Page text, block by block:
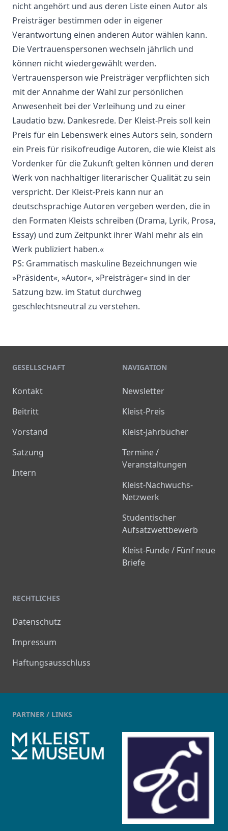
nicht angehört und aus deren Liste einen Autor als
Preisträger bestimmen oder in eigener
Verantwortung einen anderen Autor wählen kann.
Die Vertrauenspersonen wechseln jährlich und
können nicht wiedergewählt werden.
Vertrauensperson wie Preisträger verpflichten sich
mit der Annahme der Wahl zur persönlichen
Anwesenheit bei der Verleihung und zu einer
Laudatio bzw. Dankesrede. Der Kleist-Preis soll kein
Preis für ein Lebenswerk eines Autors sein, sondern
ein Preis für risikofreudige Autoren, die wie Kleist als
Vordenker für die Zukunft gelten können und deren
Werk von nachhaltiger literarischer Qualität zu sein
verspricht. Der Kleist-Preis kann nur an
deutschsprachige Autoren vergeben werden, die in
den Formaten Kleists schreiben (Drama, Lyrik, Prosa,
Essay) und zum Zeitpunkt ihrer Wahl mehr als ein
Werk publiziert haben.«
PS: Grammatisch maskuline Bezeichnungen wie
»Präsident«, »Autor«, »Preisträger« sind in der
Satzung bzw. im Statut durchweg
geschlechtsneutral zu verstehen.
GESELLSCHAFT
Kontakt
Beitritt
Vorstand
Satzung
Intern
NAVIGATION
Newsletter
Kleist-Preis
Kleist-Jahrbücher
Termine /
Veranstaltungen
Kleist-Nachwuchs-
Netzwerk
Studentischer
Aufsatzwettbewerb
Kleist-Funde / Fünf neue
Briefe
RECHTLICHES
Datenschutz
Impressum
Haftungsausschluss
PARTNER / LINKS